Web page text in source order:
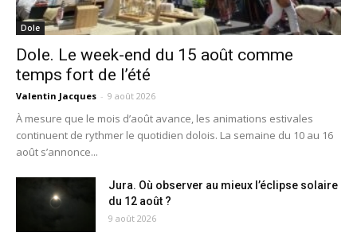
Dole
Dole. Le week-end du 15 août comme
temps fort de l’été
Valentin Jacques - 9 août 2026
À mesure que le mois d’août avance, les animations estivales
continuent de rythmer le quotidien dolois. La semaine du 10 au 16
août s’annonce...
Jura. Où observer au mieux l’éclipse solaire
du 12 août ?
9 août 2026